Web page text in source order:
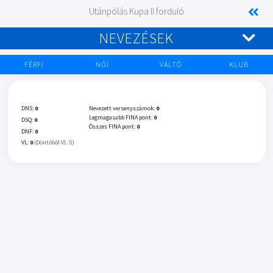
Utánpólás Kupa II forduló
NEVEZÉSEK
FÉRFI NŐI VÁLTÓ KLUB
DNS: 0
DSQ: 0
DNF: 0
VL: 0 (Döntőből VL: 0)
Nevezett versenyszámok: 0
Legmagasabb FINA pont: 0
Összes FINA pont: 0